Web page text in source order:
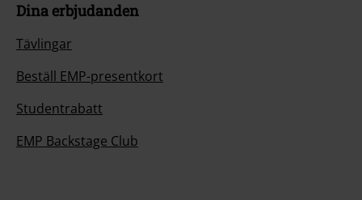
Dina erbjudanden
Tävlingar
Beställ EMP-presentkort
Studentrabatt
EMP Backstage Club